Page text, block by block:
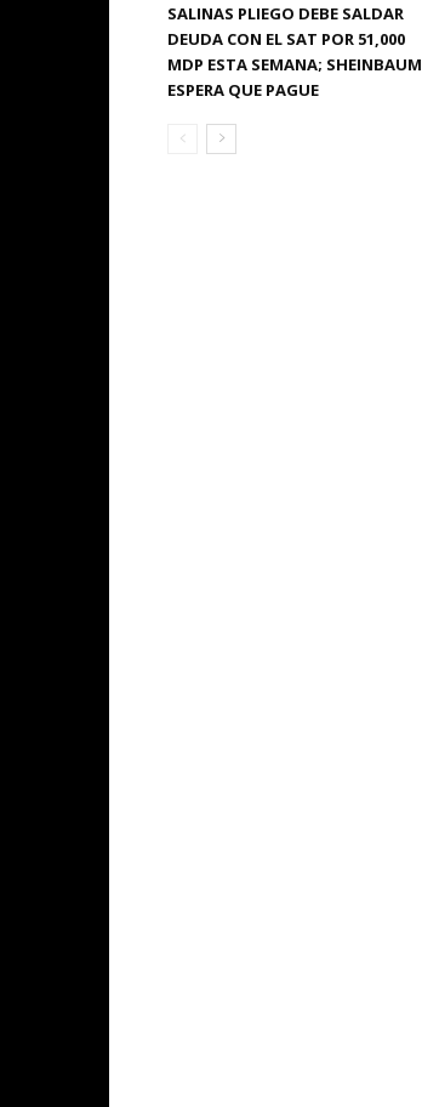
SALINAS PLIEGO DEBE SALDAR
DEUDA CON EL SAT POR 51,000
MDP ESTA SEMANA; SHEINBAUM
ESPERA QUE PAGUE